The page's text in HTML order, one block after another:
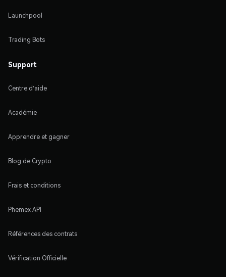
Launchpool
Trading Bots
Support
Centre d'aide
Académie
Apprendre et gagner
Blog de Crypto
Frais et conditions
Phemex API
Références des contrats
Vérification Officielle